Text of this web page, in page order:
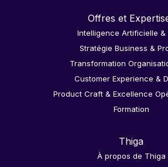
Offres et
Intelligence Artificielle &
Stratégie Business &
Transformation
Customer Experience &
Product Craft & Excellence
Formation
Thiga
À propos de Thiga